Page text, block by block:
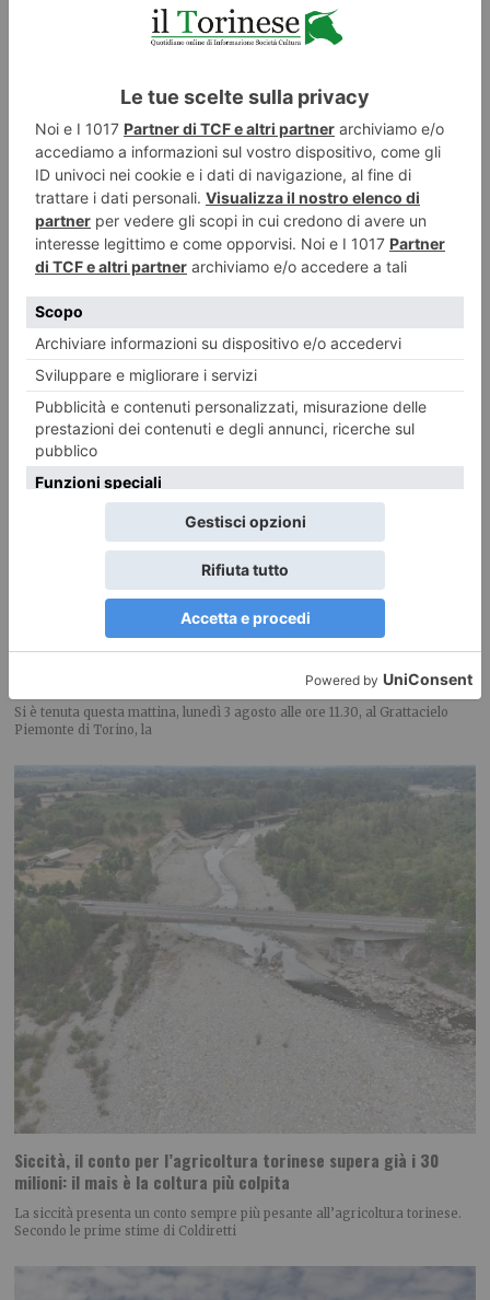
Piemonte, il Pil cresce dello 0,86%. Costruzioni e turismo
sostengono l’economia, ma rallenta il lavoro
L’economia piemontese continua a crescere, ma lo fa con ritmi moderati e
con segnali contrastanti. Secondo
A Cortemilia la 72ª Fiera Nazionale della Nocciola
Si è tenuta questa mattina, lunedì 3 agosto alle ore 11.30, al Grattacielo
Piemonte di Torino, la
Siccità, il conto per l’agricoltura torinese supera già i 30
milioni: il mais è la coltura più colpita
La siccità presenta un conto sempre più pesante all’agricoltura torinese.
Secondo le prime stime di Coldiretti